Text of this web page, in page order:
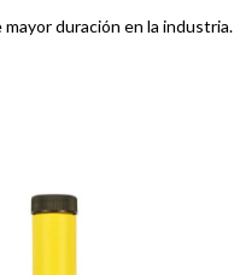
duración en la industria.